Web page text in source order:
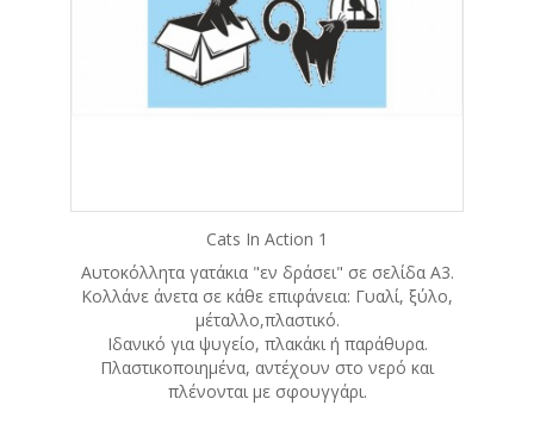
Cats In Action 1
Αυτοκόλλητα γατάκια "εν δράσει" σε σελίδα A3.
Κολλάνε άνετα σε κάθε επιφάνεια: Γυαλί, ξύλο,
μέταλλο,πλαστικό.
Ιδανικό για ψυγείο, πλακάκι ή παράθυρα.
Πλαστικοποιημένα, αντέχουν στο νερό και
πλένονται με σφουγγάρι.